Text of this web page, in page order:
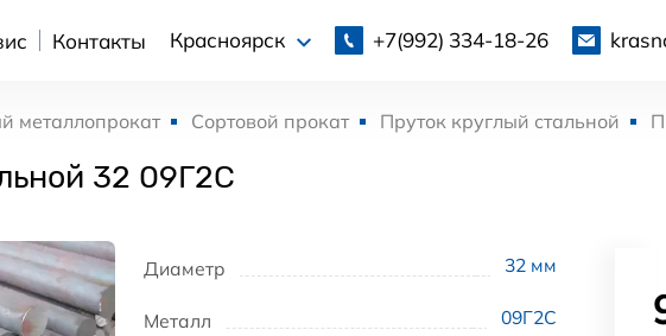
Контакты Красноярск +7(992) 334-18-26
металлопрокат Сортовой прокат Пруток круглый стальной
32 09Г2С
Диаметр 32 мм
Металл 09Г2С